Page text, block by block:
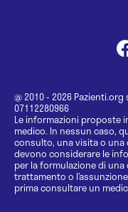
@ 2010 - 2026 Pazienti.org
07112280966
Le informazioni proposte
medico. In nessun caso,
consulto, una visita o una
devono considerare le
per la formulazione di
trattamento o
prima consultare un